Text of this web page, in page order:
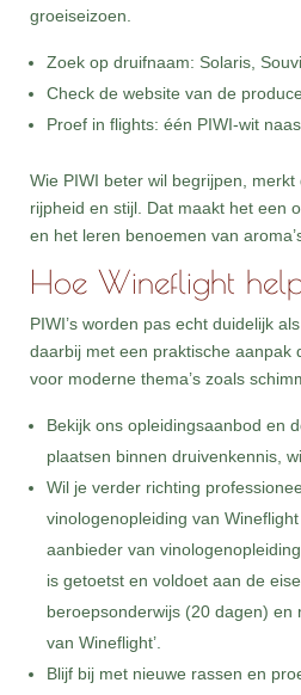
groeiseizoen.
Zoek op druifnaam: Solaris,
Check de website van de
Proef in flights: één PIWI-wit
Wie PIWI beter wil begrijpen,
rijpheid en stijl. Dat maakt het een
en het leren benoemen van
Hoe Wineflight
PIWI’s worden pas echt duidelijk
daarbij met een praktische aanpak
voor moderne thema’s zoals
Bekijk ons opleidingsaanbod en
plaatsen binnen druivenkennis,
Wil je verder richting
vinologenopleiding van
aanbieder van
is getoetst en voldoet aan de
beroepsonderwijs (20 dagen) en
van Wineflight’.
Blijf bij met nieuwe rassen en